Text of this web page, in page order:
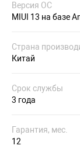
Версия ОС
MIUI 13 на базе
Страна
Китай
Срок службы
3 года
Гарантия, мес.
12